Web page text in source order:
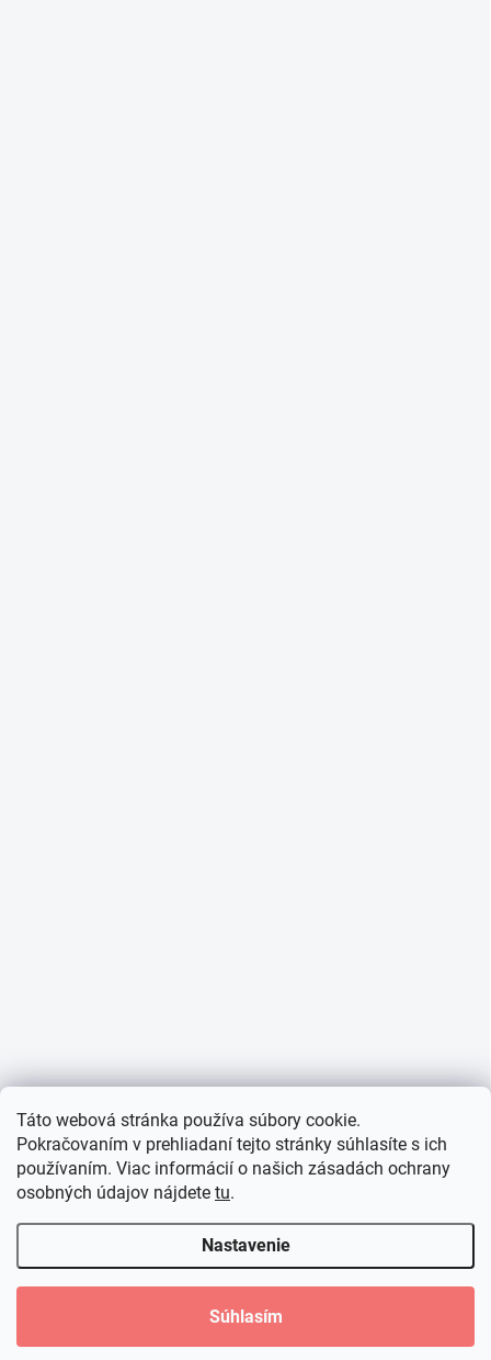
Táto webová stránka používa súbory cookie.
Pokračovaním v prehliadaní tejto stránky súhlasíte s ich
používaním. Viac informácií o našich zásadách ochrany
osobných údajov nájdete tu.
Nastavenie
Súhlasím